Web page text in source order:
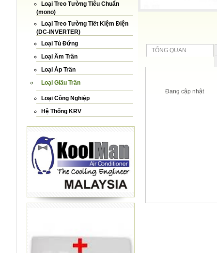
Loại Treo Tường Tiêu Chuẩn
(mono)
Loại Treo Tường Tiết Kiệm Điện
(DC-INVERTER)
Loại Tủ Đứng
Loại Âm Trần
Loại Áp Trần
Loại Giấu Trần
Loại Công Nghiệp
Hệ Thống KRV
TỔNG QUAN
Đang cập nhật